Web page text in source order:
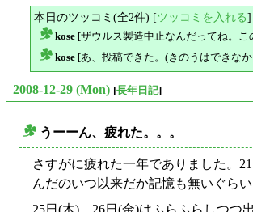
本日のツッコミ(全2件) [ツッコミを入れる]
kose [ザウルス製造中止なんだってね。
kose [あ、投稿できた。(きのうはできな
2008-12-29 (Mon) [長年日記]
うーーん、疲れた。。。
さすがに疲れた一年でありました。
んだのいつ以来だか記憶も無いぐらい